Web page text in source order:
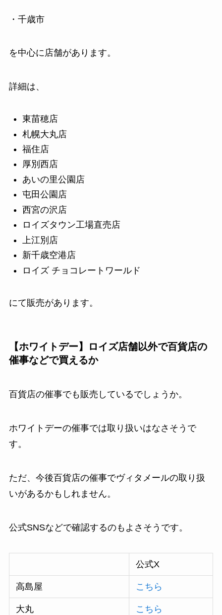
・千歳市
を中心に店舗があります。
詳細は、
東苗穂店
札幌大丸店
福住店
厚別西店
あいの里公園店
屯田公園店
西宮の沢店
ロイズタウン工場直売店
上江別店
新千歳空港店
ロイズ チョコレートワールド
にて販売があります。
【ホワイトデー】ロイズ店舗以外で百貨店の
催事などで買えるか
百貨店の催事でも販売しているでしょうか。
ホワイトデーの催事では取り扱いはなさそうで
す。
ただ、今後百貨店の催事でヴィタメールの取り扱
いがあるかもしれません。
公式SNSなどで確認するのもよさそうです。
公式X
高島屋 こちら
大丸 こちら